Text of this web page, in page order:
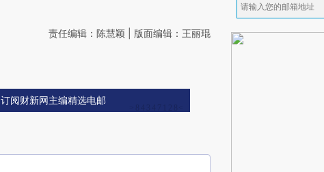
责任编辑：陈慧颖 | 版面编辑：王丽琨
订阅财新网主编精选电邮